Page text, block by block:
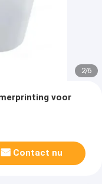
2/6
voor
Contact nu